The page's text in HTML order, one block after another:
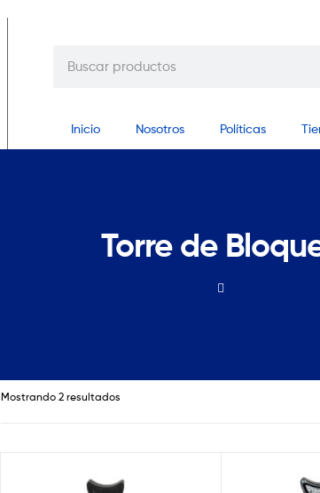
Inicio Nosotros Políticas
Torre de
Mostrando 2 resultados